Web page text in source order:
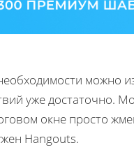
можно
уже достаточно.
окне просто
Hangouts.